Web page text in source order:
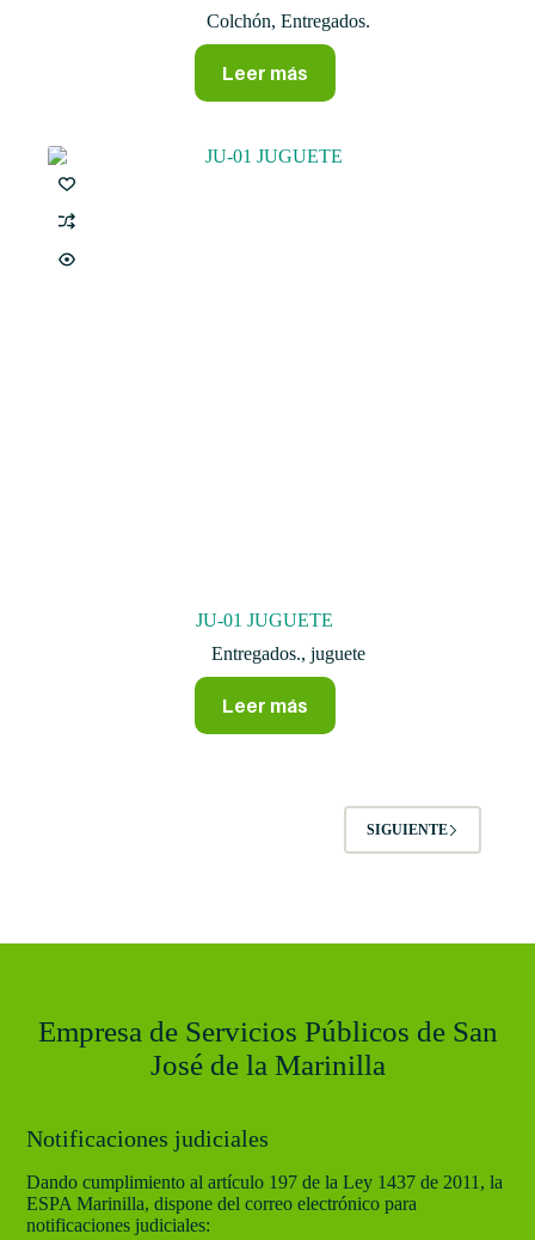
Colchón,Entregados.
Leer más
JU-01 JUGUETE
Entregados.,juguete
Leer más
SIGUIENTE
Empresa de Servicios Públicos de San
José de la Marinilla
Notificaciones judiciales
Dando cumplimiento al artículo 197 de la Ley 1437 de 2011, la
ESPA Marinilla, dispone del correo electrónico para
notificaciones judiciales: